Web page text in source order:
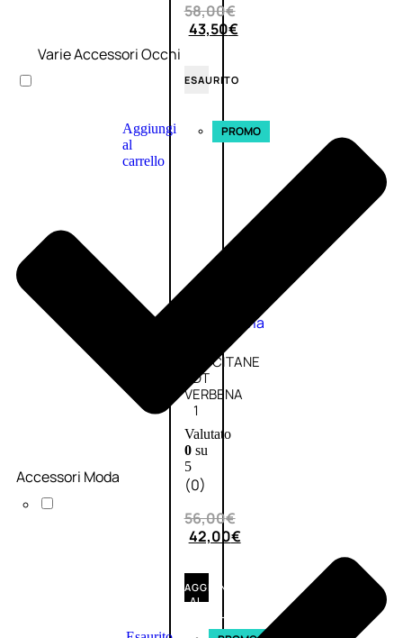
58,00€
43,50€
ESAURITO
Aggiungi
al
carrello
PROMO
Donna
L’OCCITANE
EDT
VERBENA
1
Valutato
0su
5
(0)
56,00€
42,00€
AGGIUNGI
AL
CARRELLO
Varie Accessori Occhi
Accessori Moda